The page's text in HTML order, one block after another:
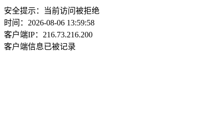
安全提示：当前访问被拒绝
时间：2026-08-06 13:59:58
客户端IP：216.73.216.200
客户端信息已被记录